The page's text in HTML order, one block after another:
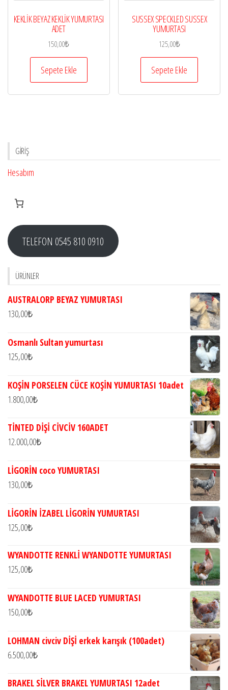
KEKLİK BEYAZ KEKLİK YUMURTASI
ADET
150,00₺
Sepete Ekle
SUSSEX SPECKLED SUSSEX
YUMURTASI
125,00₺
Sepete Ekle
GIRIŞ
Hesabım
TELEFON 0545 810 0910
ÜRÜNLER
AUSTRALORP BEYAZ YUMURTASI
130,00₺
Osmanlı Sultan yumurtası
125,00₺
KOŞİN PORSELEN CÜCE KOŞİN YUMURTASI 10adet
1.800,00₺
TİNTED DİŞİ CİVCİV 160ADET
12.000,00₺
LİGORİN coco YUMURTASI
130,00₺
LİGORİN İZABEL LİGORİN YUMURTASI
125,00₺
WYANDOTTE RENKLİ WYANDOTTE YUMURTASI
125,00₺
WYANDOTTE BLUE LACED YUMURTASI
150,00₺
LOHMAN civciv DİŞİ erkek karışık (100adet)
6.500,00₺
BRAKEL SİLVER BRAKEL YUMURTASI 12adet